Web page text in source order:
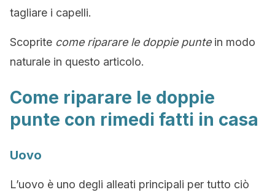
tagliare i capelli.
Scoprite come riparare le doppie puntein modo
naturale in questo articolo.
Come riparare le doppie
punte con rimedi fatti in casa
Uovo
L’uovo è uno degli alleati principali per tutto ciò